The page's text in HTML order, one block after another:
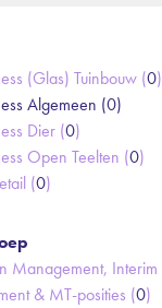
(Glas) Tuinbouw (0)
Algemeen (0)
Dier (0)
Open Teelten (0)
(0)
Management, Interim
& MT-posities (0)